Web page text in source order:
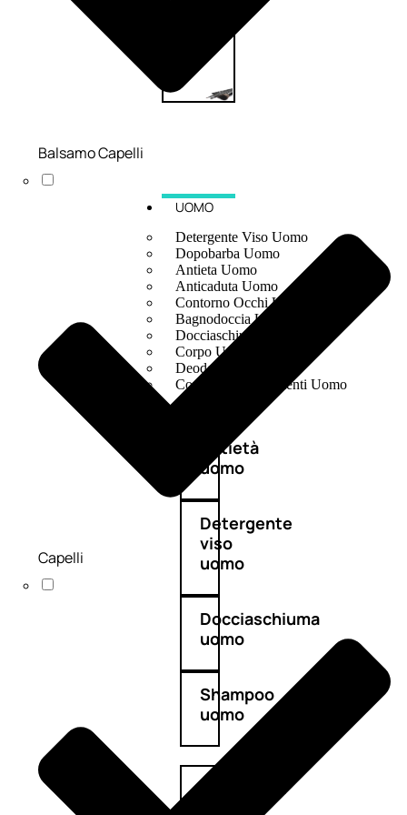
UOMO
Detergente Viso Uomo
Dopobarba Uomo
Antieta Uomo
Anticaduta Uomo
Contorno Occhi Uomo
Bagnodoccia Uomo Profumi
Docciaschiuma Uomo
Corpo Uomo
Deodoranti Uomo
Confezioni Trattamenti Uomo
Antietà
uomo
Detergente
viso
uomo
Docciaschiuma
uomo
Shampoo
uomo
Dopobarba
Balsamo Capelli
Capelli